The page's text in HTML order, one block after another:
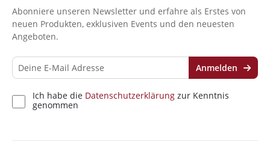
Abonniere unseren Newsletter und erfahre als Erstes von
neuen Produkten, exklusiven Events und den neuesten
Angeboten.
Ich habe die Datenschutzerklärung zur Kenntnis
genommen
Anmelden